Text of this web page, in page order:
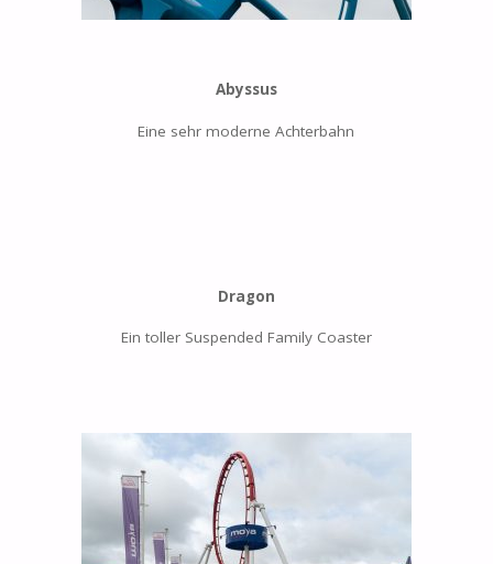
Abyssus
Eine sehr moderne Achterbahn
Dragon
Ein toller Suspended Family Coaster